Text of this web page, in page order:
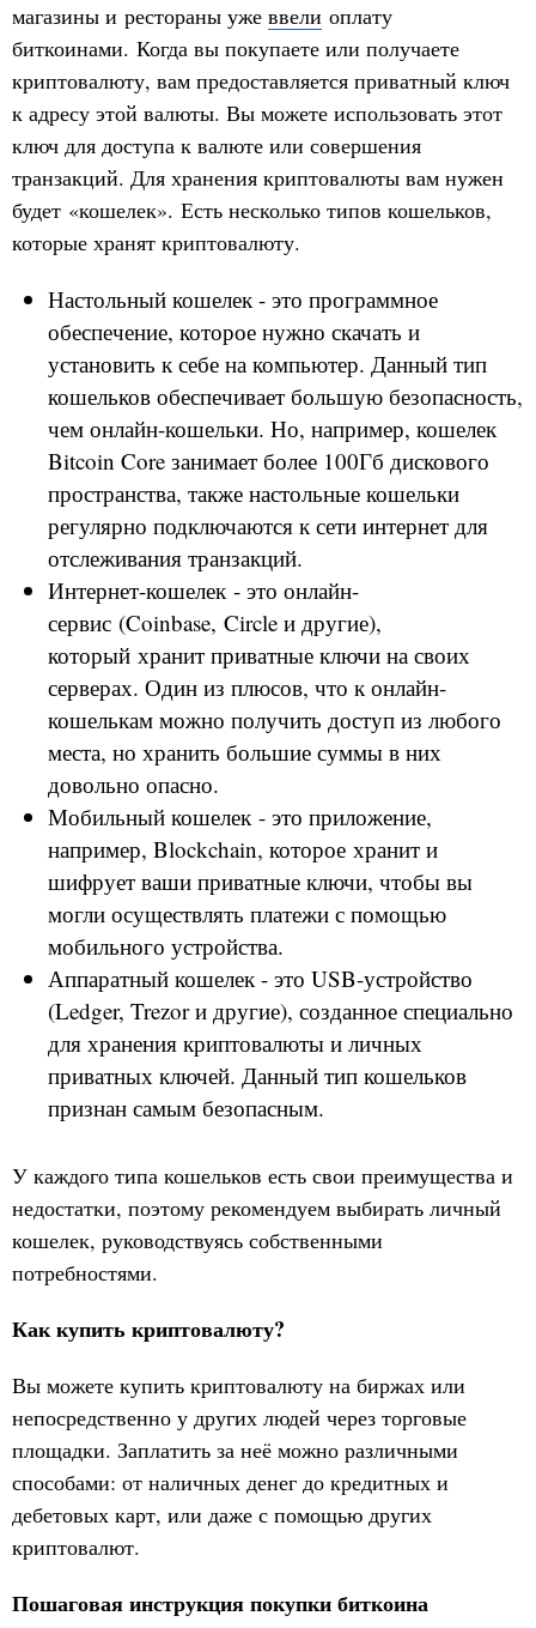
магазины и рестораны уже ввели оплату
биткоинами. Когда вы покупаете или получаете
криптовалюту, вам предоставляется приватный ключ
к адресу этой валюты. Вы можете использовать этот
ключ для доступа к валюте или совершения
транзакций. Для хранения криптовалюты вам нужен
будет «кошелек». Есть несколько типов кошельков,
которые хранят криптовалюту.
Настольный кошелек - это программное
обеспечение, которое нужно скачать и
установить к себе на компьютер. Данный тип
кошельков обеспечивает большую безопасность,
чем онлайн-кошельки. Но, например, кошелек
Bitcoin Core занимает более 100Гб дискового
пространства, также настольные кошельки
регулярно подключаются к сети интернет для
отслеживания транзакций.
Интернет-кошелек - это онлайн-
сервис (Coinbase, Circle и другие),
который хранит приватные ключи на своих
серверах. Один из плюсов, что к онлайн-
кошелькам можно получить доступ из любого
места, но хранить большие суммы в них
довольно опасно.
Мобильный кошелек - это приложение,
например, Blockchain, которое хранит и
шифрует ваши приватные ключи, чтобы вы
могли осуществлять платежи с помощью
мобильного устройства.
Аппаратный кошелек - это USB-устройство
(Ledger, Trezor и другие), созданное специально
для хранения криптовалюты и личных
приватных ключей. Данный тип кошельков
признан самым безопасным.
У каждого типа кошельков есть свои преимущества и
недостатки, поэтому рекомендуем выбирать личный
кошелек, руководствуясь собственными
потребностями.
Как купить криптовалюту?
Вы можете купить криптовалюту на биржах или
непосредственно у других людей через торговые
площадки. Заплатить за неё можно различными
способами: от наличных денег до кредитных и
дебетовых карт, или даже с помощью других
криптовалют.
Пошаговая инструкция покупки биткоина